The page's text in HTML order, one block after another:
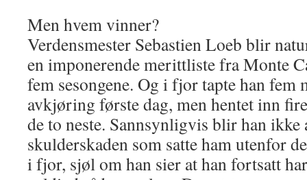
Men hvem vinner?
Verdensmester Sebastien Loeb blir
en imponerende merittliste fra Monte
fem sesongene. Og i fjor tapte han fem
avkjøring første dag, men hentet inn
de to neste. Sannsynligvis blir han ikke
skulderskaden som satte ham utenfor
i fjor, sjøl om han sier at han fortsatt